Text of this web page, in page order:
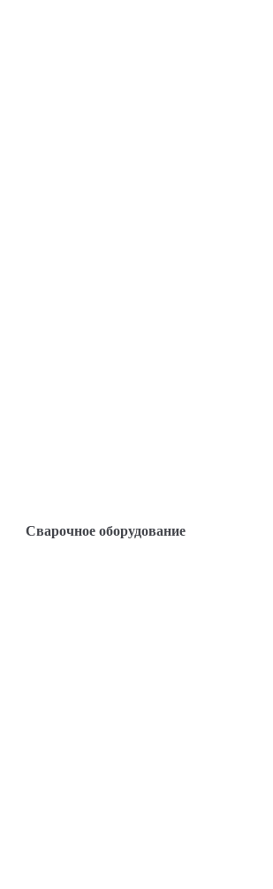
Сварочное оборудование